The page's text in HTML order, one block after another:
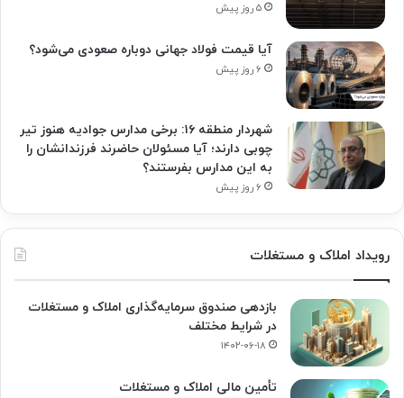
۵ روز پیش
آیا قیمت فولاد جهانی دوباره صعودی می‌شود؟
۶ روز پیش
شهردار منطقه ۱۶: برخی مدارس جوادیه هنوز تیر
چوبی دارند؛ آیا مسئولان حاضرند فرزندانشان را
به این مدارس بفرستند؟
۶ روز پیش
رویداد املاک و مستغلات
بازدهی صندوق سرمایه‌گذاری املاک و مستغلات
در شرایط مختلف
۱۴۰۲-۰۶-۱۸
تأمین مالی املاک و مستغلات